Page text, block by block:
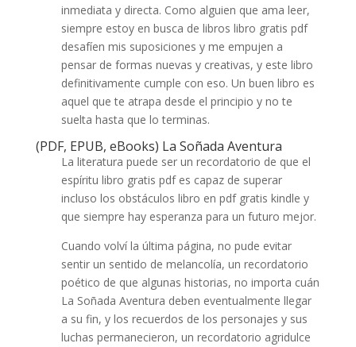
inmediata y directa. Como alguien que ama leer,
siempre estoy en busca de libros libro gratis pdf
desafíen mis suposiciones y me empujen a
pensar de formas nuevas y creativas, y este libro
definitivamente cumple con eso. Un buen libro es
aquel que te atrapa desde el principio y no te
suelta hasta que lo terminas.
(PDF, EPUB, eBooks) La Soñada Aventura
La literatura puede ser un recordatorio de que el
espíritu libro gratis pdf es capaz de superar
incluso los obstáculos libro en pdf gratis kindle y
que siempre hay esperanza para un futuro mejor.
Cuando volví la última página, no pude evitar
sentir un sentido de melancolía, un recordatorio
poético de que algunas historias, no importa cuán
La Soñada Aventura deben eventualmente llegar
a su fin, y los recuerdos de los personajes y sus
luchas permanecieron, un recordatorio agridulce